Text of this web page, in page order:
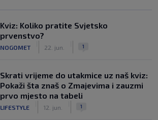
Kviz: Koliko pratite Svjetsko
prvenstvo?
NOGOMET 22. jun. 1
Skrati vrijeme do utakmice uz naš kviz:
Pokaži šta znaš o Zmajevima i zauzmi
prvo mjesto na tabeli
LIFESTYLE 12. jun. 1